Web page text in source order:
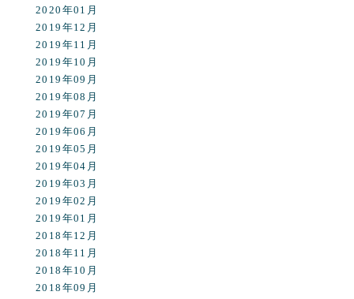
2020年01月
2019年12月
2019年11月
2019年10月
2019年09月
2019年08月
2019年07月
2019年06月
2019年05月
2019年04月
2019年03月
2019年02月
2019年01月
2018年12月
2018年11月
2018年10月
2018年09月